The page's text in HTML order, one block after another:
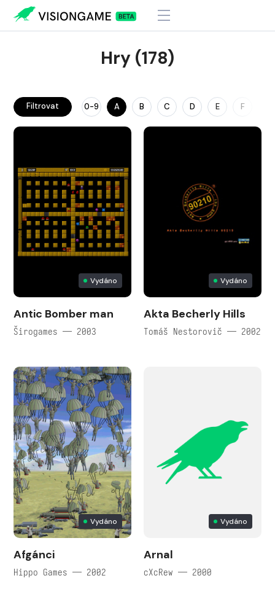
Hry (178)
Filtrovat 0-9 A B C D E F
Vydáno
Antic Bomber man
Širogames — 2003
Vydáno
Akta Becherly Hills
Tomáš Nestorovič — 2002
Vydáno
Afgánci
Hippo Games — 2002
Vydáno
Arnal
cXcRew — 2000